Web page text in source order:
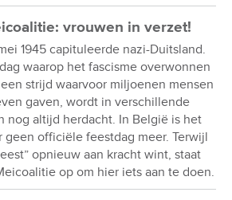
vrouwen in verzet!
1945 capituleerde nazi-Duitsland.
waarop het fascisme overwonnen
strijd waarvoor miljoenen mensen
gaven, wordt in verschillende
nog altijd herdacht. In België is het
geen officiële feestdag meer. Terwijl
opnieuw aan kracht wint, staat
op om hier iets aan te doen.